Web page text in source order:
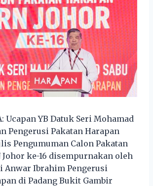
Ucapan YB Datuk Seri Mohamad
Pengerusi Pakatan Harapan
Pengumuman Calon Pakatan
Johor ke-16 disempurnakan oleh
Anwar Ibrahim Pengerusi
di Padang Bukit Gambir